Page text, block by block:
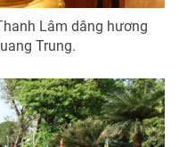
Lâm dâng hương
Trung.